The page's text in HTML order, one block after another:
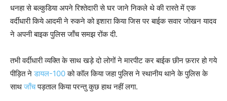
धनहा से बल्कुडिया अपने रिश्तेदारी से घर जाने निकले थे की रास्ते में एक
वर्दीधारी किये आदमी ने रुकने को इशारा किया जिस पर बाईक सवार जोखन यादव
ने अपनी बाइक पुलिस जाँच समझ रोंक दी.
तभी वर्दीधारी व्यक्ति के साथ खड़े दो लोगों ने मारपीट कर बाईक छीन फ़रार हो गये
पीड़ित नेडायल-100को कॉल किया जहा पुलिस ने स्थानीय थाने के पुलिस के
साथजाँचपड़ताल किया परन्तु कुछ हाथ नहीं लगा.